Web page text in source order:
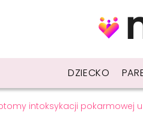
DZIECKO
intoksykacji pokarmowej